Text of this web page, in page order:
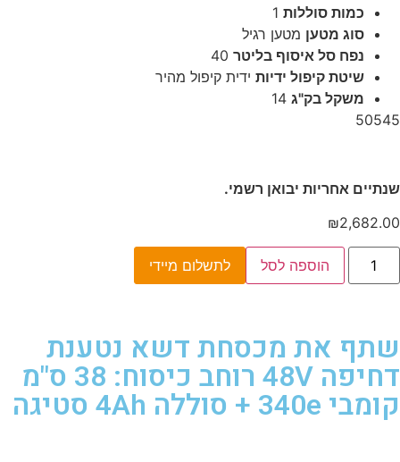
כמות סוללות 1
סוג מטען מטען רגיל
נפח סל איסוף בליטר 40
שיטת קיפול ידיות ידית קיפול מהיר
משקל בק"ג 14
50545
שנתיים אחריות יבואן רשמי.
₪2,682.00
הוספה לסל לתשלום מיידי
שתף את מכסחת דשא נטענת
דחיפה 48V רוחב כיסוח: 38 ס"מ
קומבי 340e + סוללה 4Ah סטיגה